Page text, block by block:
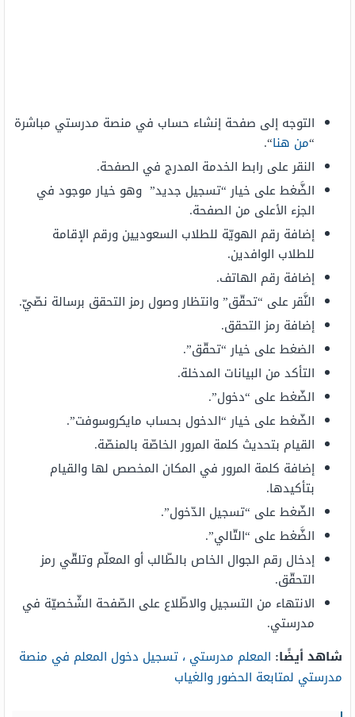
التوجه إلى صفحة إنشاء حساب في منصة مدرستي مباشرة
“من هنا“.
النقر على رابط الخدمة المدرج في الصفحة.
الضَّغط على خيار “تسجيل جديد” وهو خيار موجود في
الجزء الأعلى من الصفحة.
إضافة رقم الهويّة للطلاب السعوديين ورقم الإقامة
للطلاب الوافدين.
إضافة رقم الهاتف.
النَّقر على “تحقّق” وانتظار وصول رمز التحقق برسالة نصّيّ.
إضافة رمز التحقق.
الضغط على خيار “تحقّق”.
التأكد من البيانات المدخلة.
الضّغط على “دخول”.
الضّغط على خيار “الدخول بحساب مايكروسوفت”.
القيام بتحديث كلمة المرور الخاصّة بالمنصّة.
إضافة كلمة المرور في المكان المخصص لها والقيام
بتأكيدها.
الضّغط على “تسجيل الدّخول”.
الضَّغط على “التّالي”.
إدخال رقم الجوال الخاص بالطّالب أو المعلّم وتلقّي رمز
التحقّق.
الانتهاء من التسجيل والاطّلاع على الصّفحة الشّخصيّة في
مدرستي.
شاهد أيضًا: المعلم مدرستي ، تسجيل دخول المعلم في منصة
مدرستي لمتابعة الحضور والغياب